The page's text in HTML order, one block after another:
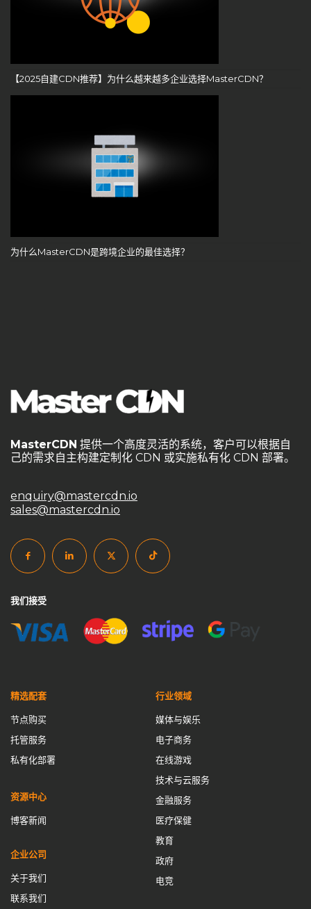
【2025自建CDN推荐】为什么越来越多企业选择MasterCDN？
为什么MasterCDN是跨境企业的最佳选择？
MasterCDN 提供一个高度灵活的系统，客户可以根据自
己的需求自主构建定制化 CDN 或实施私有化 CDN 部署。
enquiry@mastercdn.io
sales@mastercdn.io
我们接受
精选配套
节点购买
托管服务
私有化部署
行业领域
媒体与娱乐
电子商务
在线游戏
技术与云服务
金融服务
医疗保健
教育
政府
电竞
资源中心
博客新闻
企业公司
关于我们
联系我们